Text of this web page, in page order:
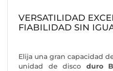
VERSATILIDAD
FIABILIDAD SIN
Elija una gran capacidad
unidad de disco duro